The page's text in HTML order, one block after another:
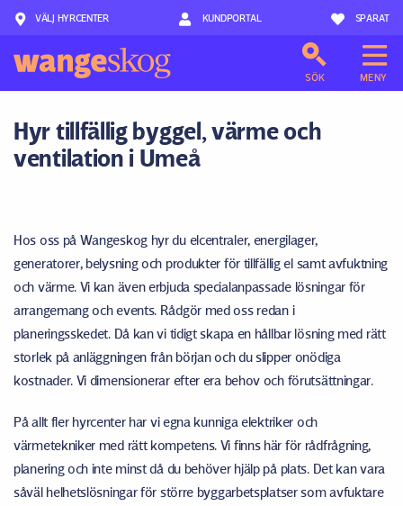
Hoppa till innehåll
VÄLJ HYRCENTER KUNDPORTAL SPARAT
SÖK MENY
Hyr tillfällig byggel, värme och
ventilation i Umeå
Hos oss på Wangeskog hyr du elcentraler, energilager,
generatorer, belysning och produkter för tillfällig el samt avfuktning
och värme. Vi kan även erbjuda specialanpassade lösningar för
arrangemang och events. Rådgör med oss redan i
planeringsskedet. Då kan vi tidigt skapa en hållbar lösning med rätt
storlek på anläggningen från början och du slipper onödiga
kostnader. Vi dimensionerar efter era behov och förutsättningar.
På allt fler hyrcenter har vi egna kunniga elektriker och
värmetekniker med rätt kompetens. Vi finns här för rådfrågning,
planering och inte minst då du behöver hjälp på plats. Det kan vara
såväl helhetslösningar för större byggarbetsplatser som avfuktare